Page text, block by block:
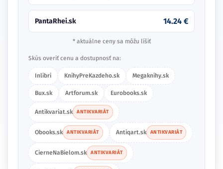
PantaRhei.sk 14.24 €
* aktuálne ceny sa môžu líšiť
Skús overiť cenu a dostupnosť na:
Inlibri KnihyPreKazdeho.sk Megaknihy.sk
Bux.sk Artforum.sk Eurobooks.sk
Antikvariat.sk ANTIKVARIÁT
Obooks.sk ANTIKVARIÁT Antiqart.sk ANTIKVARIÁT
CierneNaBielom.sk ANTIKVARIÁT